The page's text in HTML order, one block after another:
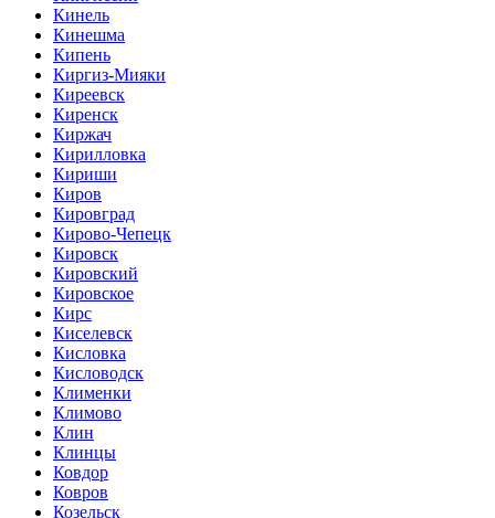
Кинель
Кинешма
Кипень
Киргиз-Мияки
Киреевск
Киренск
Киржач
Кирилловка
Кириши
Киров
Кировград
Кирово-Чепецк
Кировск
Кировский
Кировское
Кирс
Киселевск
Кисловка
Кисловодск
Клименки
Климово
Клин
Клинцы
Ковдор
Ковров
Козельск